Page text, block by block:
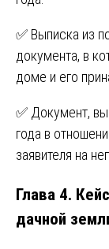
✅ Выписка из
документа, в
доме и его
✅ Документ,
года в
заявителя на
Глава 4.
дачной